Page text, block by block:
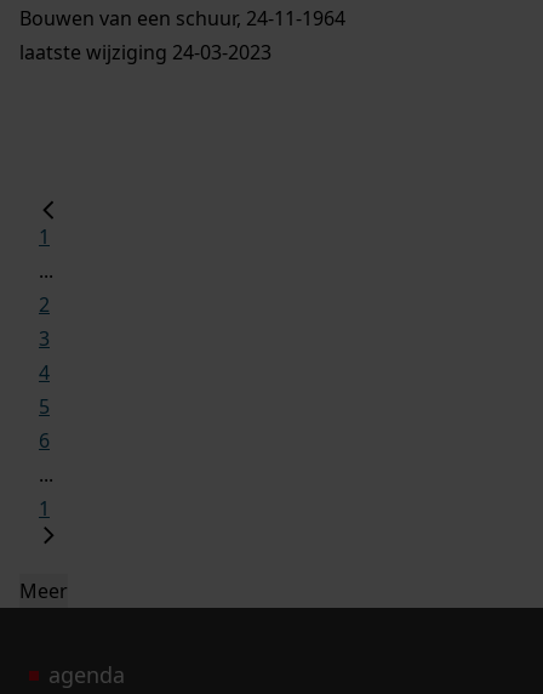
Bouwen van een schuur, 24-11-1964
laatste wijziging 24-03-2023
1
...
2
3
4
5
6
...
1
Meer
agenda